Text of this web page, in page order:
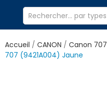
Accueil CANON Canon 707
707 (9421A004) Jaune